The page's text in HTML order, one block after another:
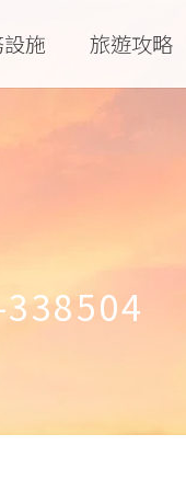
施 旅遊攻略